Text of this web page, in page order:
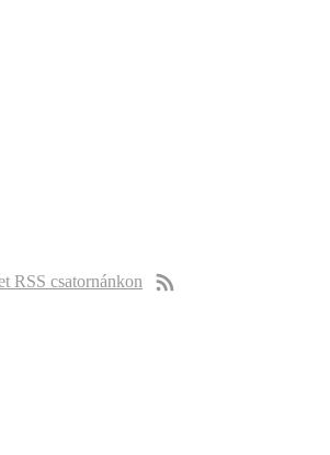
RSS csatornánkon